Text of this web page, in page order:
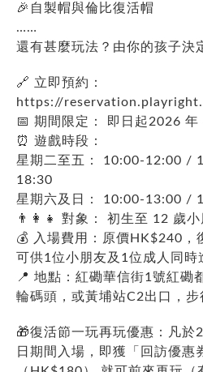
🎉自製帽與倫比復活帽
……
還有甚麼玩法？由你的孩子決
🔗 立即預約：
https://
📅 期間限定： 即日起2026 年
⏰ 遊戲時段：
星期二至五： 10:00-12:00 /
18:30
星期六及日： 10:00-13:00 /
👨👩👧 對象： 初生至 12 歲
💰 入場費用：原價HK$240，
可供1位小朋友及1位成人同
📍 地點：紅磡華信街1號紅磡
輪碼頭，或黃埔站C2出口，步
🎁復活節一玩再玩優惠：凡
日期間入場，即獲「回訪優惠